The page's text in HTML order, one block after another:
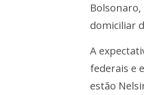
domiciliar
A
federais e
estão